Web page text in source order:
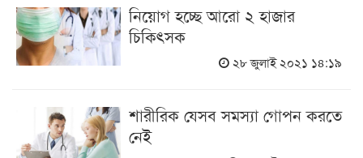
নিয়োগ হচ্ছে আরো ২ হাজার
চিকিৎসক
২৮ জুলাই ২০২১ ১৪:১৯
শারীরিক যেসব সমস্যা গোপন করতে
নেই